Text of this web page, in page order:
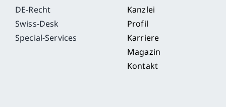
DE-Recht
Swiss-Desk
Special-Services
Kanzlei
Profil
Karriere
Magazin
Kontakt